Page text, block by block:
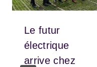
Le futur
électrique
arrive chez